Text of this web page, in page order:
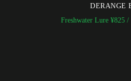
DERANGE
Freshwater Lure ¥825 /